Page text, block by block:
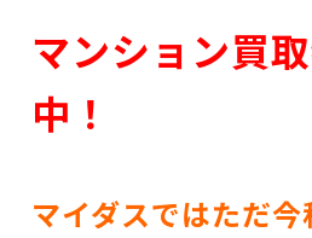
マンション買
中！
マイダスではただ今